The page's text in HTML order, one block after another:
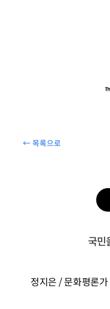
← 목록으로
국민
정지은 / 문화평론가